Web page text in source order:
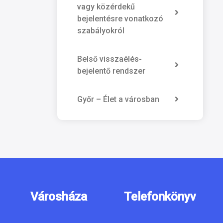
vagy közérdekű
bejelentésre vonatkozó
szabályokról
Belső visszaélés-
bejelentő rendszer
Győr – Élet a városban
Városháza Telefonkönyv